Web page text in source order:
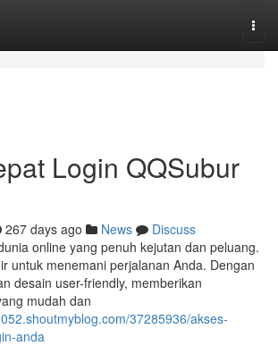
Login QQSubur
267 days ago News
Discuss
online yang penuh kejutan dan peluang.
untuk menemani perjalanan Anda. Dengan
desain user-friendly, memberikan
mudah dan
37285936/akses-
anda